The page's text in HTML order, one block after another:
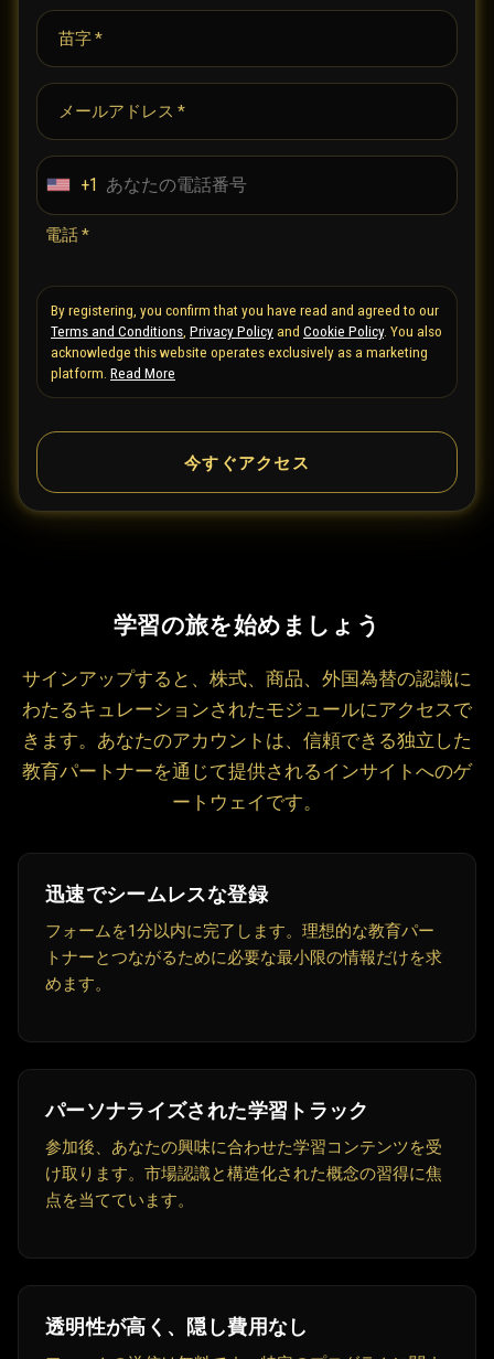
苗字 *
メールアドレス *
U
n
t
e
d
S
t
a
e
s
+1
電話 *
By registering, you confirm that you have read and agreed to our
Terms and Conditions Privacy Policyand Cookie Policy. You also
acknowledge this website operates exclusively as a marketing
platform. Read More
今すぐアクセス
学習の旅を始めましょう
サインアップすると、株式、商品、外国為替の認識に
わたるキュレーションされたモジュールにアクセスで
きます。あなたのアカウントは、信頼できる独立した
教育パートナーを通じて提供されるインサイトへのゲ
ートウェイです。
迅速でシームレスな登録
フォームを1分以内に完了します。理想的な教育パー
トナーとつながるために必要な最小限の情報だけを求
めます。
パーソナライズされた学習トラック
参加後、あなたの興味に合わせた学習コンテンツを受
け取ります。市場認識と構造化された概念の習得に焦
点を当てています。
透明性が高く、隠し費用なし